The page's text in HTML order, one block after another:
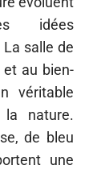
idées
salle de
au bien-
véritable
nature.
de bleu
une